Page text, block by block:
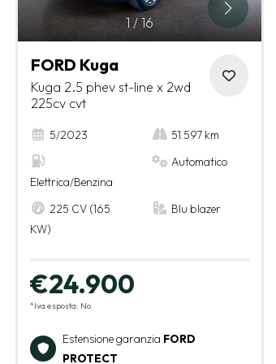
1 / 16
FORD Kuga
Kuga 2.5 phev st-line x 2wd
225cv cvt
5/2023 51.597 km
Elettrica/Benzina
Automatico
225 CV (165
KW)
Blu blazer
€24.900
*Iva esposta: No
Estensione garanzia FORD
PROTECT